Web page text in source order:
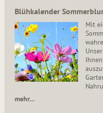
Blühkalender
Mit
mehr…